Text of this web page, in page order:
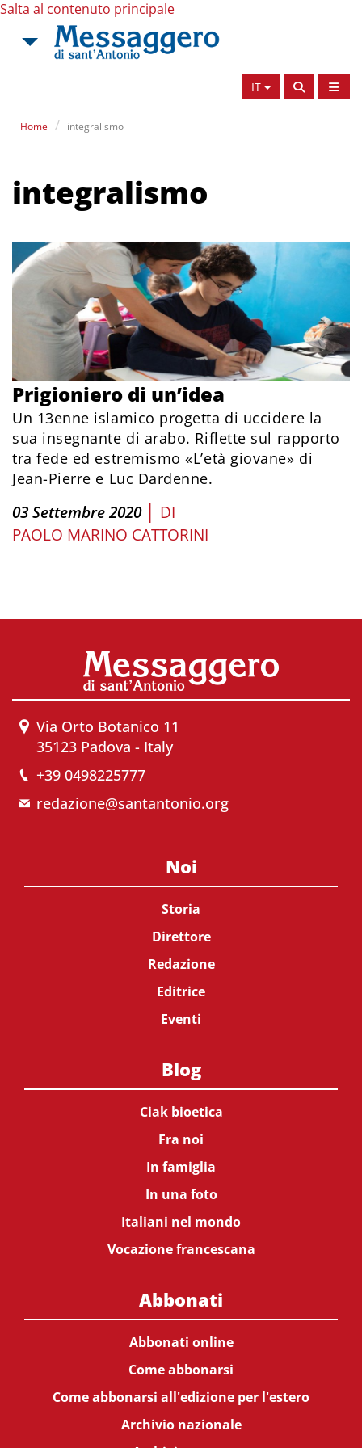
Salta al contenuto principale
IT
Home integralismo
integralismo
Prigioniero di un’idea
Un 13enne islamico progetta di uccidere la
sua insegnante di arabo. Riflette sul rapporto
tra fede ed estremismo «L’età giovane» di
Jean-Pierre e Luc Dardenne.
03 Settembre 2020 | DI
PAOLO MARINO CATTORINI
Via Orto Botanico 11
35123 Padova - Italy
+39 0498225777
redazione@santantonio.org
Noi
Storia
Direttore
Redazione
Editrice
Eventi
Blog
Ciak bioetica
Fra noi
In famiglia
In una foto
Italiani nel mondo
Vocazione francescana
Abbonati
Abbonati online
Come abbonarsi
Come abbonarsi all'edizione per l'estero
Archivio nazionale